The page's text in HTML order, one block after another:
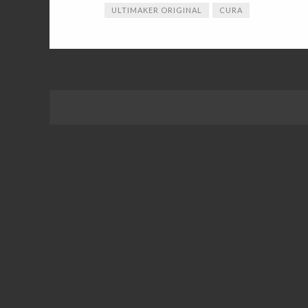
ULTIMAKER ORIGINAL CURA